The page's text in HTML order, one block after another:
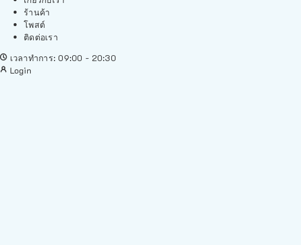
ร้านค้า
โพสต์
ติดต่อเรา
เวลาทำการ: 09:00 - 20:30
Login